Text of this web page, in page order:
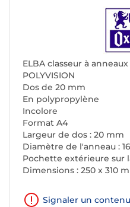
ELBA classeur à
POLYVISION
Dos de 20 mm
En polypropylène
Incolore
Format A4
Largeur de dos : 20 mm
Diamètre de l'anneau :
Pochette extérieure sur
Dimensions : 250 x 310
Signaler un